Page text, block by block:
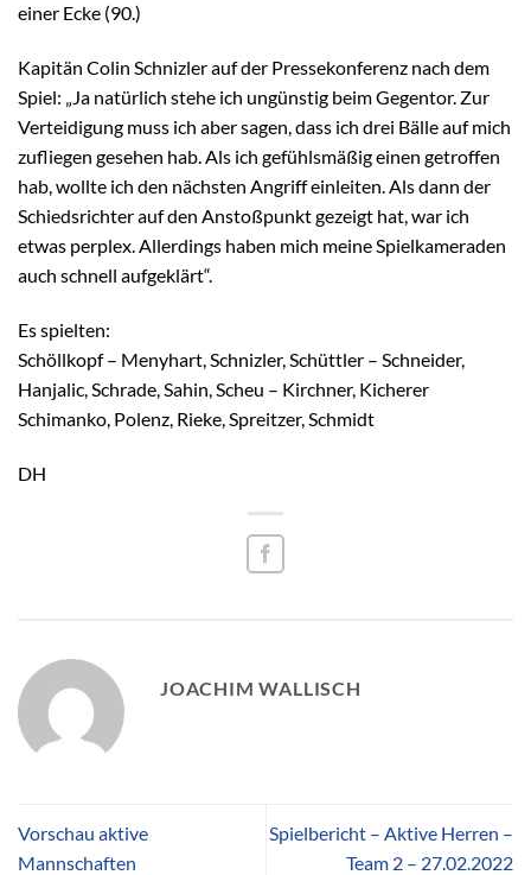
einer Ecke (90.)
Kapitän Colin Schnizler auf der Pressekonferenz nach dem
Spiel: „Ja natürlich stehe ich ungünstig beim Gegentor. Zur
Verteidigung muss ich aber sagen, dass ich drei Bälle auf mich
zufliegen gesehen hab. Als ich gefühlsmäßig einen getroffen
hab, wollte ich den nächsten Angriff einleiten. Als dann der
Schiedsrichter auf den Anstoßpunkt gezeigt hat, war ich
etwas perplex. Allerdings haben mich meine Spielkameraden
auch schnell aufgeklärt“.
Es spielten:
Schöllkopf – Menyhart, Schnizler, Schüttler – Schneider,
Hanjalic, Schrade, Sahin, Scheu – Kirchner, Kicherer
Schimanko, Polenz, Rieke, Spreitzer, Schmidt
DH
JOACHIM WALLISCH
Vorschau aktive
Mannschaften
Spielbericht – Aktive Herren –
Team 2 – 27.02.2022